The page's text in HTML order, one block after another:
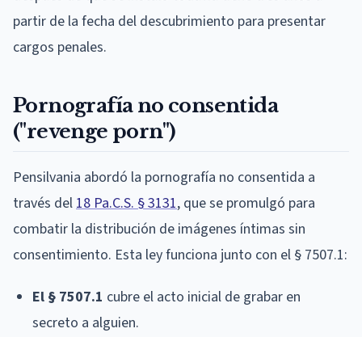
partir de la fecha del descubrimiento para presentar
cargos penales.
Pornografía no consentida
("revenge porn")
Pensilvania abordó la pornografía no consentida a
través del18 Pa.C.S. § 3131, que se promulgó para
combatir la distribución de imágenes íntimas sin
consentimiento. Esta ley funciona junto con el § 7507.1:
El § 7507.1 cubre el acto inicial de grabar en
secreto a alguien.